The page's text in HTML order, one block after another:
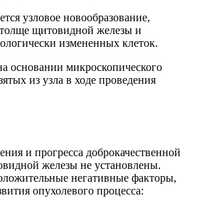
узловое новообразование,
щитовидной железы и
измененных клеток.
основании микроскопического
из узла в ходе проведения
и прогресса доброкачественной
железы не установлены.
негативные факторы,
опухолевого процесса: